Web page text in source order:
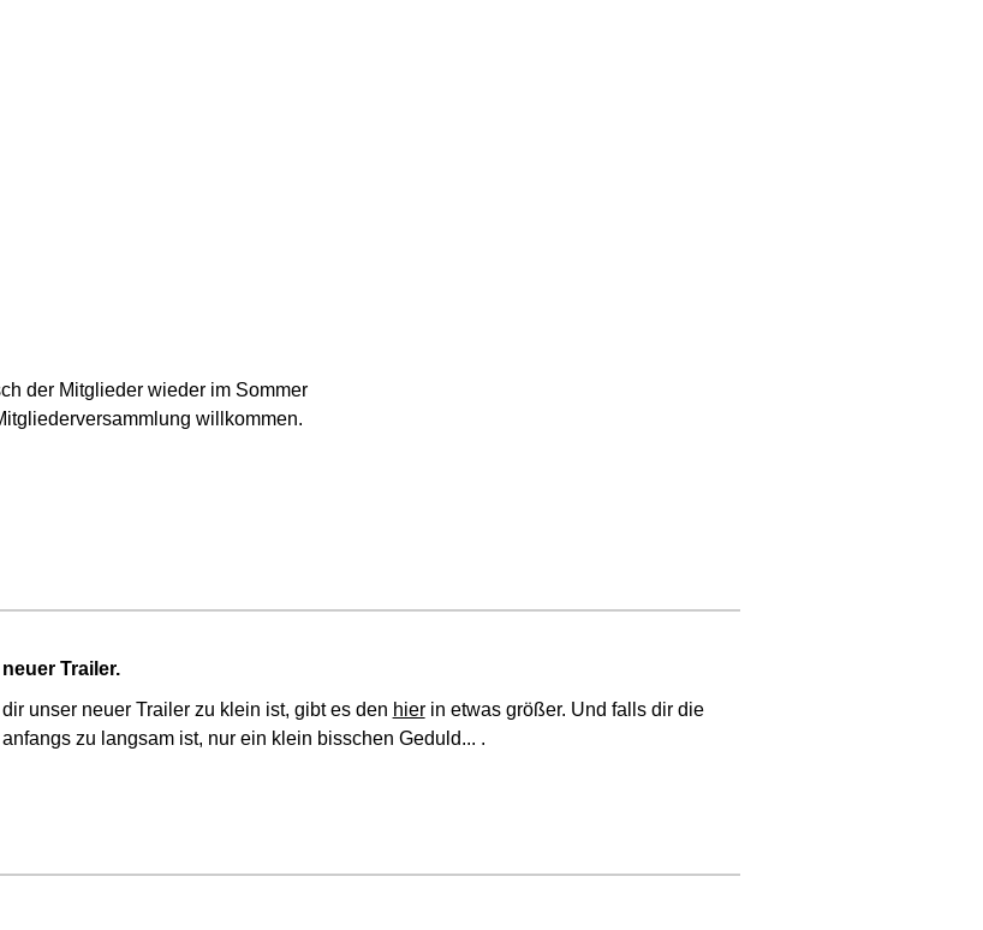
der Mitglieder wieder im Sommer
willkommen.
Trailer.
unser neuer Trailer zu klein ist, gibt es den hierin etwas größer. Und falls dir die
anfangs zu langsam ist, nur ein klein bisschen Geduld... .